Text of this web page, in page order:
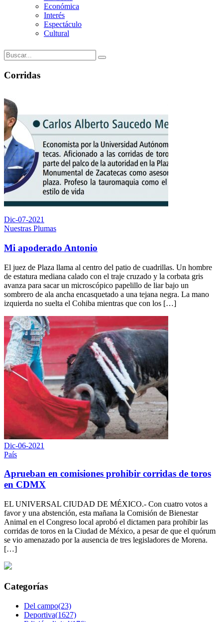
Económica
Interés
Espectáculo
Cultural
Corridas
Dic-07-2021
Nuestras Plumas
Mi apoderado Antonio
El juez de Plaza llama al centro del patio de cuadrillas. Un hombre
de estatura mediana calado con el traje cruzado y la corbata gris
avanza para sacar un microscópico papelillo de liar bajo un
sombrero de ala ancha encasquetado a una tejana negra. La mano
izquierda no suelta el Cohiba mientras que con los […]
Dic-06-2021
País
Aprueban en comisiones prohibir corridas de toros
en CDMX
EL UNIVERSAL CIUDAD DE MÉXICO.- Con cuatro votos a
favor y una abstención, esta mañana la Comisión de Bienestar
Animal en el Congreso local aprobó el dictamen para prohibir las
corridas de toros en la Ciudad de México, a pesar de que el quórum
se vio amenazado por la ausencia de tres legisladores de Morena.
[…]
Categorías
Del campo(23)
Deportiva(1627)